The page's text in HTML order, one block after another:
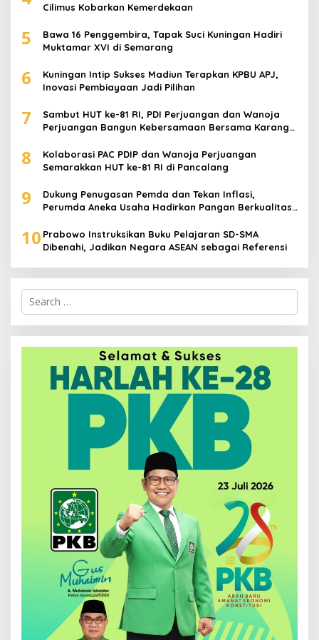
Cilimus Kobarkan Kemerdekaan
5
Bawa 16 Penggembira, Tapak Suci Kuningan Hadiri
Muktamar XVI di Semarang
6
Kuningan Intip Sukses Madiun Terapkan KPBU APJ,
Inovasi Pembiayaan Jadi Pilihan
7
Sambut HUT ke-81 RI, PDI Perjuangan dan Wanoja
Perjuangan Bangun Kebersamaan Bersama Karang
8
Kolaborasi PAC PDIP dan Wanoja Perjuangan
Semarakkan HUT ke-81 RI di Pancalang
9
Dukung Penugasan Pemda dan Tekan Inflasi,
Perumda Aneka Usaha Hadirkan Pangan Berkualitas
10 Prabowo Instruksikan Buku Pelajaran SD-SMA
Dibenahi, Jadikan Negara ASEAN sebagai Referensi
Search
for: